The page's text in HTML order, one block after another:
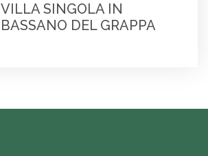
SINGOLA IN
DEL GRAPPA